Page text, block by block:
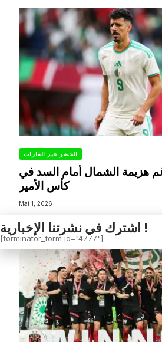
الخضر عبر القارات
هزيمة الشمال أمام السد في
كأس الأمير
Mai 1, 2026
اشترك في نشرتنا الإخبارية !
[forminator_form id="4777"]